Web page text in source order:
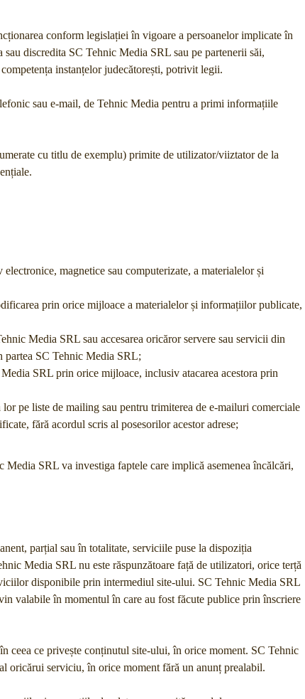
conform legislației în vigoare a persoanelor implicate în
sau discredita SC Tehnic Media SRL sau pe partenerii săi,
instanțelor judecătorești, potrivit legii.
sau e-mail, de Tehnic Media pentru a primi informațiile
cu titlu de exemplu) primite de utilizator/viiztator de la
magnetice sau computerizate, a materialelor și
prin orice mijloace a materialelor și informațiilor publicate,
Media SRL sau accesarea oricăror servere sau servicii din
partea SC Tehnic Media SRL;
SRL prin orice mijloace, inclusiv atacarea acestora prin
pe liste de mailing sau pentru trimiterea de e-mailuri comerciale
fără acordul scris al posesorilor acestor adrese;
SRL va investiga faptele care implică asemenea încălcări,
parțial sau în totalitate, serviciile puse la dispoziția
Media SRL nu este răspunzătoare față de utilizatori, orice terță
disponibile prin intermediul site-ului. SC Tehnic Media SRL
valabile în momentul în care au fost făcute publice prin înscriere
ceea ce privește conținutul site-ului, în orice moment. SC Tehnic
oricărui serviciu, în orice moment fără un anunț prealabil.